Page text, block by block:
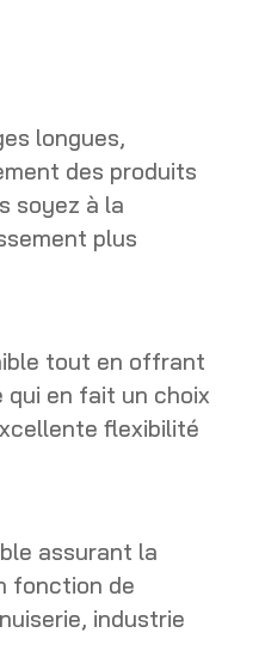
longues,
des produits
soyez à la
plus
tout en offrant
qui en fait un choix
flexibilité
assurant la
fonction de
industrie